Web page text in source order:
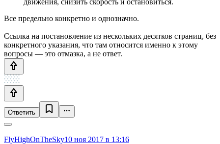
Все предельно конкретно и однозначно.
Ссылка на постановление из нескольких десятков страниц, без
конкретного указания, что там относится именно к этому
вопросы — это отмазка, а не ответ.
Ответить
FlyHighOnTheSky10 ноя 2017 в 13:16